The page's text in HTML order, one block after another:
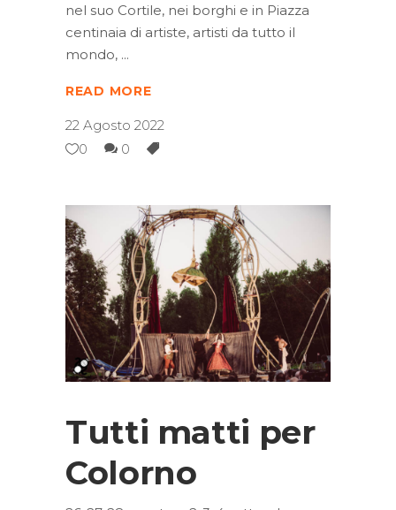
nel suo Cortile, nei borghi e in Piazza
centinaia di artiste, artisti da tutto il
mondo,
READ MORE
22 Agosto 2022
0
0
Tutti matti per
Colorno